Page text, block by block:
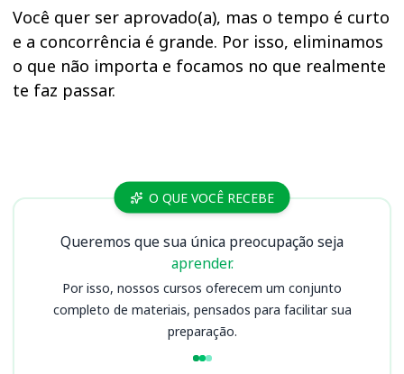
Você quer ser aprovado(a), mas o tempo é curto
e a concorrência é grande. Por isso, eliminamos
o que não importa e focamos no que realmente
te faz passar.
Cursos PC TOO QUE VOCÊ RECEBE
Queremos que sua única preocupação seja
aprender.
Por isso, nossos cursos oferecem um conjunto
completo de materiais, pensados para facilitar sua
preparação.